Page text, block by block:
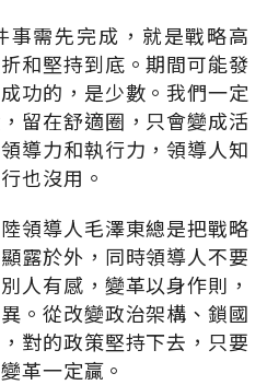
事需先完成，就是戰略高
和堅持到底。期間可能發
功的，是少數。我們一定
留在舒適圈，只會變成活
導力和執行力，領導人知
也沒用。
領導人毛澤東總是把戰略
露於外，同時領導人不要
人有感，變革以身作則，
。從改變政治架構、鎖國
對的政策堅持下去，只要
革一定贏。